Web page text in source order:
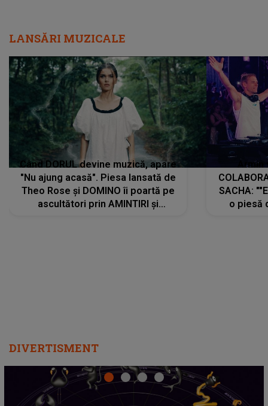
LANSĂRI MUZICALE
Când DORUL devine muzică, apare
"Nu ajung acasă". Piesa lansată de
Theo Rose și DOMINO îi poartă pe
ascultători prin AMINTIRI și
SACHA:
o piesă
DIVERTISMENT